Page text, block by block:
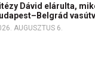
Dávid elárulta,
AUGUSZTUS 6.